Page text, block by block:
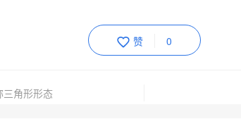
赞 0
三角形形态